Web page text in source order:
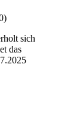
sich
das